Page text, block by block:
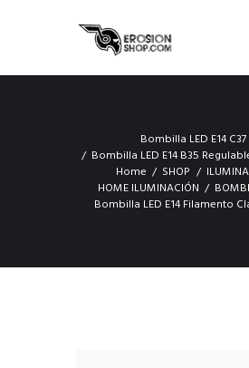
Bombilla LED E14
Bombilla LED E14 B35
Home
SHOP
HOME ILUMINACIÓN
Bombilla LED E14 Filamento